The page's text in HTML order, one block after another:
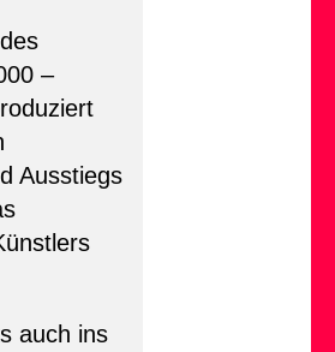
–
Ausstiegs
auch ins